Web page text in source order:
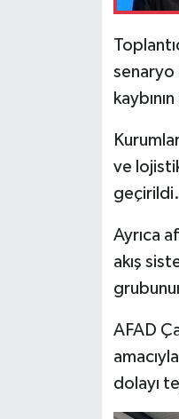
senaryo
ve
geçirildi.
Ayrıca
akış
AFAD
dolayı